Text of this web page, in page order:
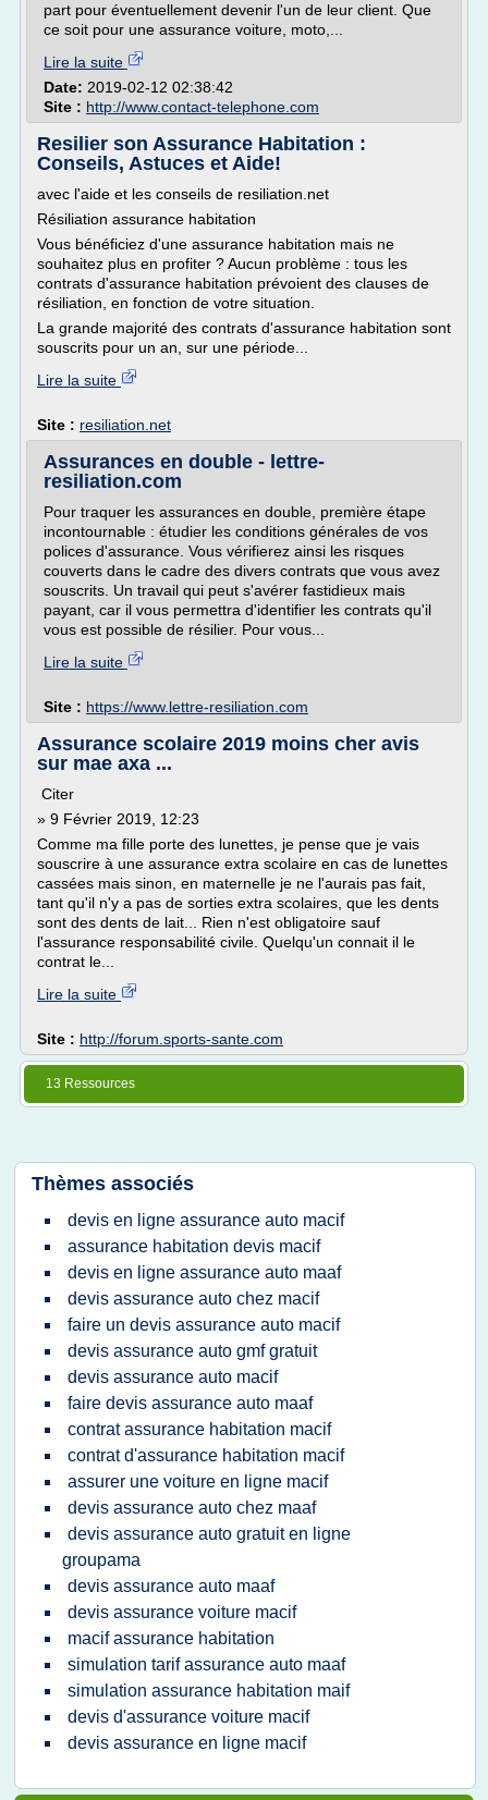
part pour éventuellement devenir l'un de leur client. Que
ce soit pour une assurance voiture, moto,...
Lire la suite
Date: 2019-02-12 02:38:42
Site : http://www.contact-telephone.com
Resilier son Assurance Habitation :
Conseils, Astuces et Aide!
avec l'aide et les conseils de resiliation.net
Résiliation assurance habitation
Vous bénéficiez d'une assurance habitation mais ne
souhaitez plus en profiter ? Aucun problème : tous les
contrats d'assurance habitation prévoient des clauses de
résiliation, en fonction de votre situation.
La grande majorité des contrats d'assurance habitation sont
souscrits pour un an, sur une période...
Lire la suite
Site : resiliation.net
Assurances en double - lettre-
resiliation.com
Pour traquer les assurances en double, première étape
incontournable : étudier les conditions générales de vos
polices d'assurance. Vous vérifierez ainsi les risques
couverts dans le cadre des divers contrats que vous avez
souscrits. Un travail qui peut s'avérer fastidieux mais
payant, car il vous permettra d'identifier les contrats qu'il
vous est possible de résilier. Pour vous...
Lire la suite
Site : https://www.lettre-resiliation.com
Assurance scolaire 2019 moins cher avis
sur mae axa ...
Citer
» 9 Février 2019, 12:23
Comme ma fille porte des lunettes, je pense que je vais
souscrire à une assurance extra scolaire en cas de lunettes
cassées mais sinon, en maternelle je ne l'aurais pas fait,
tant qu'il n'y a pas de sorties extra scolaires, que les dents
sont des dents de lait... Rien n'est obligatoire sauf
l'assurance responsabilité civile. Quelqu'un connait il le
contrat le...
Lire la suite
Site : http://forum.sports-sante.com
13 Ressources
Thèmes associés
devis en ligne assurance auto macif
assurance habitation devis macif
devis en ligne assurance auto maaf
devis assurance auto chez macif
faire un devis assurance auto macif
devis assurance auto gmf gratuit
devis assurance auto macif
faire devis assurance auto maaf
contrat assurance habitation macif
contrat d'assurance habitation macif
assurer une voiture en ligne macif
devis assurance auto chez maaf
devis assurance auto gratuit en ligne
groupama
devis assurance auto maaf
devis assurance voiture macif
macif assurance habitation
simulation tarif assurance auto maaf
simulation assurance habitation maif
devis d'assurance voiture macif
devis assurance en ligne macif